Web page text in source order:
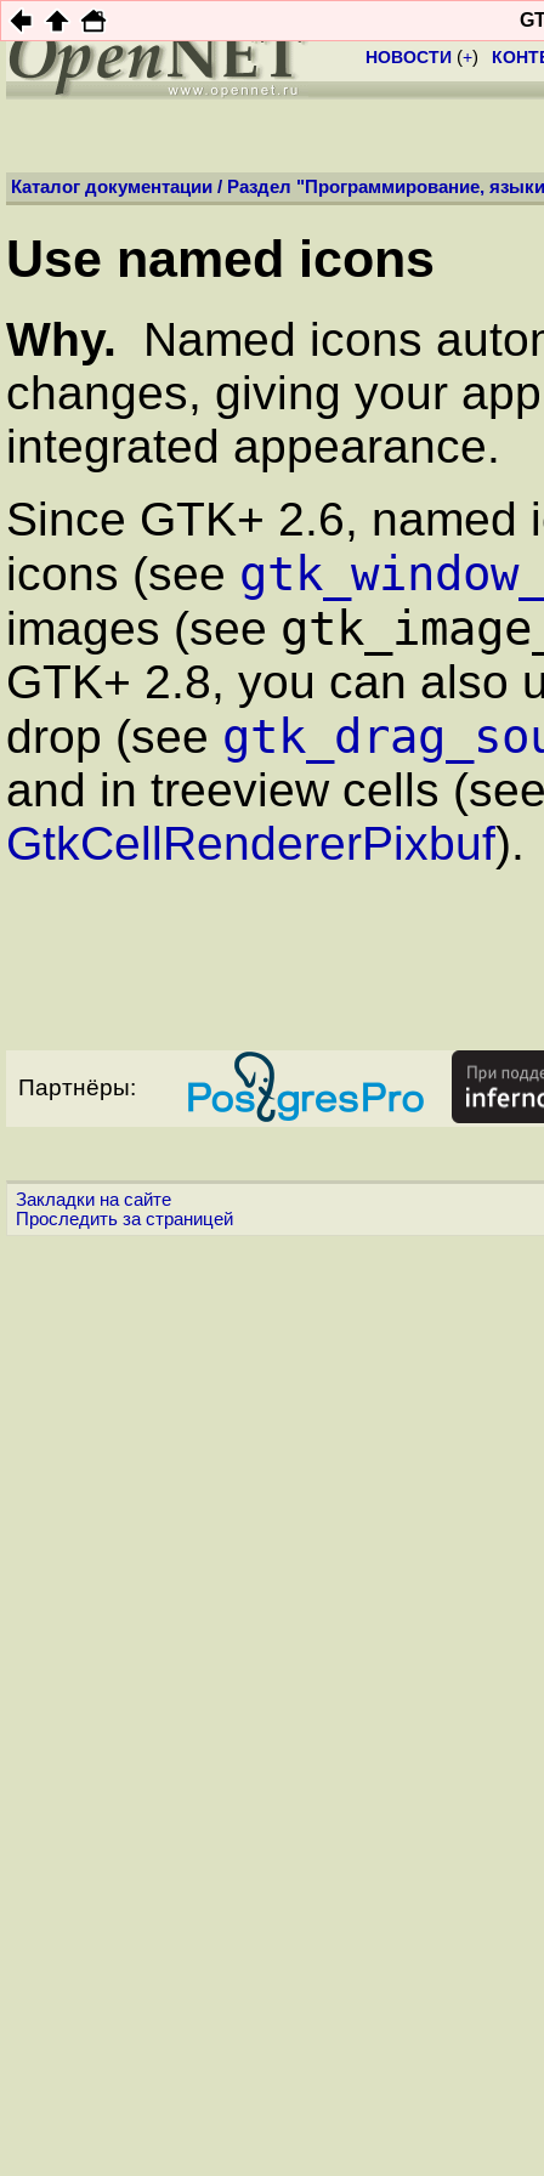
НОВОСТИ (+)
Каталог документации / Раздел "Программирование,
Use named icons
Why.
Named icons
changes, giving your
integrated appearance.
Since GTK+ 2.6, named
icons (see
images (see
GTK+ 2.8, you can also
drop (see
and in treeview cells
GtkCellRendererPixbuf).
Партнёры:
Закладки на сайте
Проследить за страницей